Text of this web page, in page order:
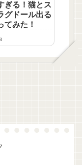
ぎる！猫とス
グドール出る
てみた！